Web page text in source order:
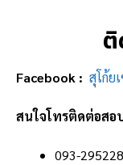
Facebook : สุโก้ย
สนใจโทรติดต่อสอ
093-